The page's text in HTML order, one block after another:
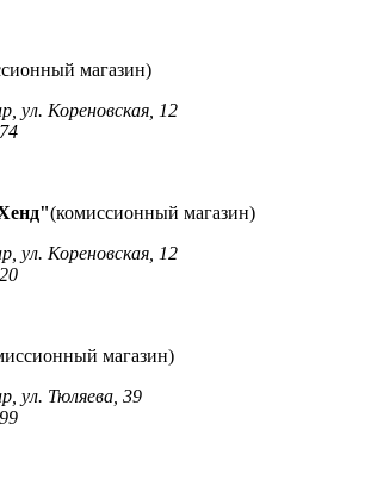
магазин)
ул. Кореновская, 12
(комиссионный магазин)
ул. Кореновская, 12
магазин)
ул. Тюляева, 39